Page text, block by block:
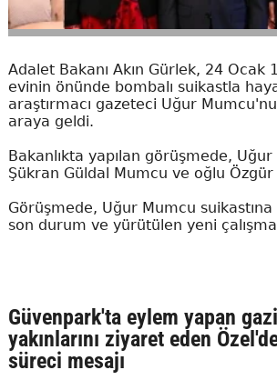
Adalet Bakanı Akın Gürlek, 24 Ocak
evinin önünde bombalı suikastla
araştırmacı gazeteci Uğur
araya geldi.
Bakanlıkta yapılan görüşmede,
Şükran Güldal Mumcu ve oğlu Özgür
Görüşmede, Uğur Mumcu
son durum ve yürütülen yeni
Güvenpark'ta eylem yapan
yakınlarını ziyaret eden
süreci mesajı